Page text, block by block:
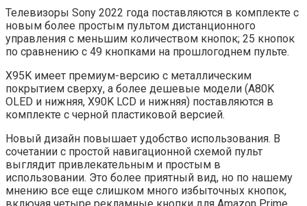
Телевизоры Sony 2022 года поставляются в комплекте с
новым более простым пультом дистанционного
управления с меньшим количеством кнопок; 25 кнопок
по сравнению с 49 кнопками на прошлогоднем пульте.
X95K имеет премиум-версию с металлическим
покрытием сверху, а более дешевые модели (A80K
OLED и нижняя, X90K LCD и нижняя) поставляются в
комплекте с черной пластиковой версией.
Новый дизайн повышает удобство использования. В
сочетании с простой навигационной схемой пульт
выглядит привлекательным и простым в
использовании. Это более приятный вид, но по нашему
мнению все еще слишком много избыточных кнопок,